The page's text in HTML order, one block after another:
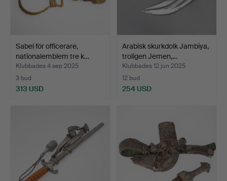
Sabel för officerare,
nationalemblem tre k…
Klubbades 4 sep 2025
3 bud
313 USD
Arabisk skurkdolk Jambiya,
troligen Jemen,…
Klubbades 12 jun 2025
12 bud
254 USD